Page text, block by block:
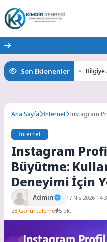
Son Eklenenler
Keşfedin Bilgiye
Ana Sayfa İnternet Instagram
İnternet
Instagram
Büyütme:
Deneyimi İçin
Admin 17 Nis 2026
28 Görüntüleme 5 dk.